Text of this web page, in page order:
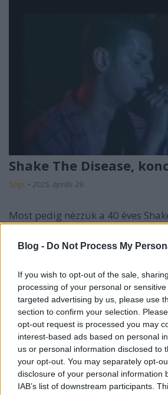
Blog - Do Not Process My
If you wish to opt-out of the sale,
processing of your personal or
targeted advertising by us, please use
section to confirm your selection.
opt-out request is processed you may
interest-based ads based on personal
us or personal information disclosed to
your opt-out. You may separately opt-
disclosure of your personal information
IAB’s list of downstream participants.
Shake The Disease,
Szigi. • 2025. április 29.
Most pedig nézzük a 40 éves
koncertváltozatait! A dalt 1985
szerepeltették, elsőként a Rock
debütált a Some Great Reward
Pályán is játszották.